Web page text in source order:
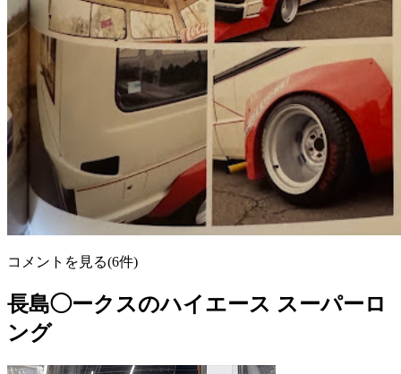
コメントを見る(6件)
長島◯ークスのハイエース スーパーロ
ング